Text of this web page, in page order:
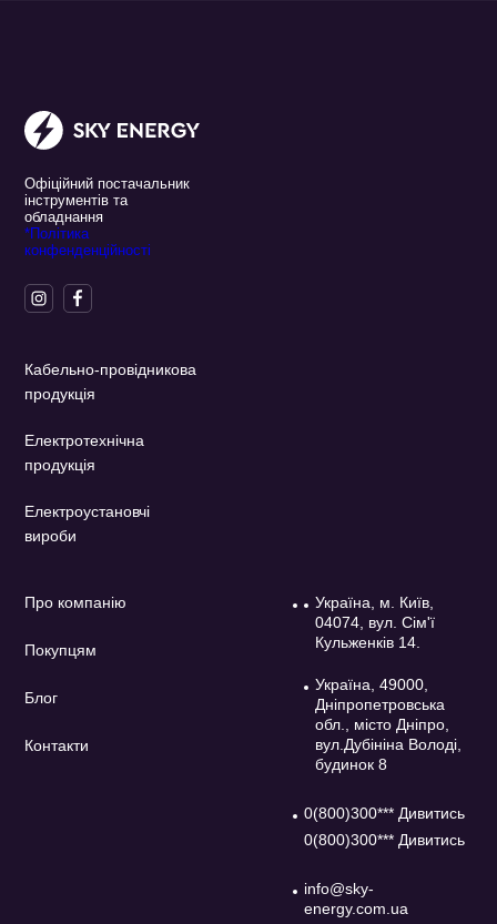
Офіційний постачальник
інструментів та
обладнання
*Політика
конфенденційності
Кабельно-провідникова
продукція
Електротехнічна
продукція
Електроустановчі
вироби
Про компанію
Покупцям
Блог
Контакти
Україна, м. Київ,
04074, вул. Сім'ї
Кульженків 14.
Україна, 49000,
Дніпропетровська
обл., місто Дніпро,
вул.Дубініна Володі,
будинок 8
0(800)300*** Дивитись
0(800)300*** Дивитись
info@sky-
energy.com.ua